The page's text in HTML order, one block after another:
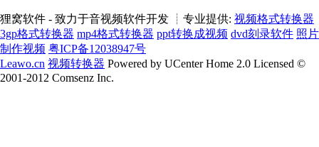
狸窝软件 - 致力于音视频软件开发 ┊专业提供: 视频格式转换器
3gp格式转换器 mp4格式转换器 ppt转换成视频 dvd刻录软件 照片
制作视频 粤ICP备12038947号
Leawo.cn 视频转换器 Powered by UCenter Home 2.0 Licensed ©
2001-2012 Comsenz Inc.